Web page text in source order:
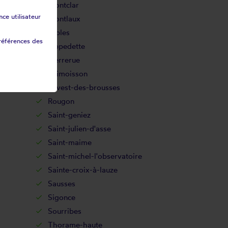
Montclar
Montlaux
Nibles
Oppedette
Pierrerue
Puimoisson
Revest-des-brousses
Rougon
Saint-geniez
Saint-julien-d'asse
Saint-maime
Saint-michel-l'observatoire
Sainte-croix-à-lauze
Sausses
Sigonce
Sourribes
Thorame-haute
utilisateur
des